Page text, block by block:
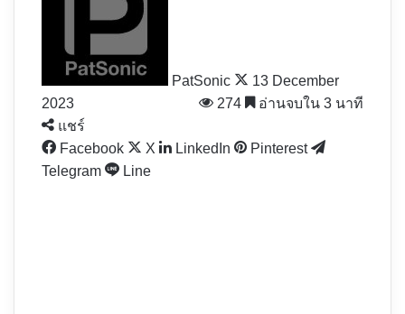
PatSonic
13 December
2023
274
อ่านจบใน 3 นาที
แชร์
Facebook
X LinkedIn
Pinterest
Telegram
Line